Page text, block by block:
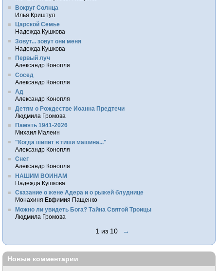
Вокруг Солнца
Илья Криштул
Царской Семье
Надежда Кушкова
Зовут... зовут они меня
Надежда Кушкова
Первый луч
Александр Конопля
Сосед
Александр Конопля
Ад
Александр Конопля
Детям о Рождестве Иоанна Предтечи
Людмила Громова
Память 1941-2026
Михаил Малеин
"Когда шипит в тиши машина..."
Александр Конопля
Снег
Александр Конопля
НАШИМ ВОИНАМ
Надежда Кушкова
Сказание о жене Адера и о рыжей блуднице
Монахиня Евфимия Пащенко
Можно ли увидеть Бога? Тайна Святой Троицы
Людмила Громова
1 из 10 →
Новые комментарии